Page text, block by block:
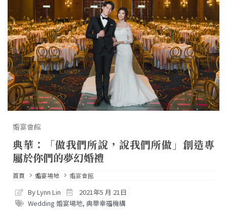
婚宴會館
典華：「做我們所說，說我們所做」創造專
屬於你們的夢幻婚禮
首頁 婚宴場地 婚宴會館
By Lynn Lin
2021年5 月 21日
Wedding 婚宴場地, 典華幸福機構